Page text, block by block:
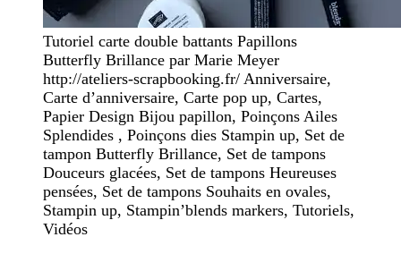
Tutoriel carte double battants Papillons
Butterfly Brillance par Marie Meyer
http://ateliers-scrapbooking.fr/ Anniversaire,
Carte d’anniversaire, Carte pop up, Cartes,
Papier Design Bijou papillon, Poinçons Ailes
Splendides , Poinçons dies Stampin up, Set de
tampon Butterfly Brillance, Set de tampons
Douceurs glacées, Set de tampons Heureuses
pensées, Set de tampons Souhaits en ovales,
Stampin up, Stampin’blends markers, Tutoriels,
Vidéos